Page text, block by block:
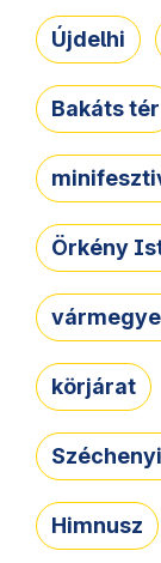
Újdelhi
Bakáts tér
Örkény
körjárat
Himnusz